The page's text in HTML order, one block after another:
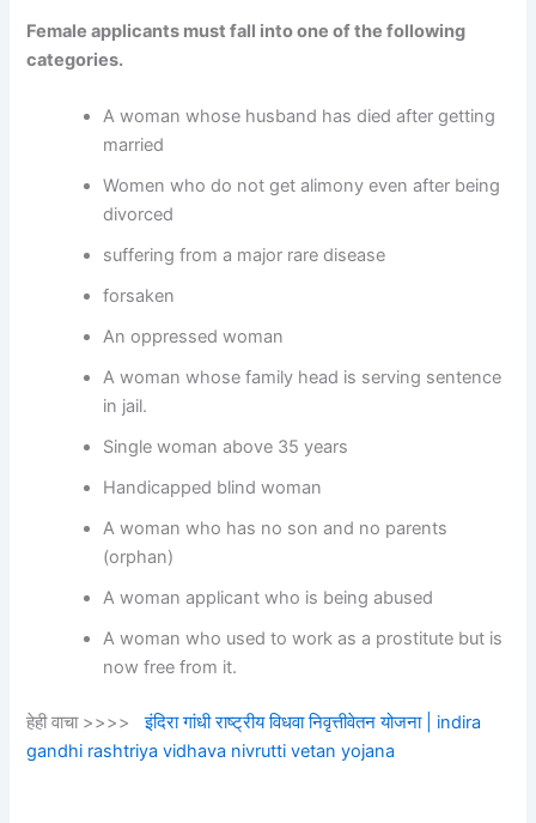
Female applicants must fall into one of the following
categories.
A woman whose husband has died after getting
married
Women who do not get alimony even after being
divorced
suffering from a major rare disease
forsaken
An oppressed woman
A woman whose family head is serving sentence
in jail.
Single woman above 35 years
Handicapped blind woman
A woman who has no son and no parents
(orphan)
A woman applicant who is being abused
A woman who used to work as a prostitute but is
now free from it.
हेही वाचा >>>>इंदिरा गांधी राष्ट्रीय विधवा निवृत्तीवेतन योजना | indira
gandhi rashtriya vidhava nivrutti vetan yojana